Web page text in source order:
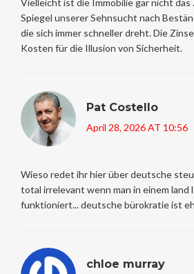
Spiegel unserer Sehnsucht nach
die sich immer schneller dreht. Die
Kosten für die Illusion von Sicherheit.
Pat Costello
April 28, 2026 AT 10:56
Wieso redet ihr hier über deutsche
total irrelevant wenn man in einem land
funktioniert... deutsche bürokratie ist
chloe murray